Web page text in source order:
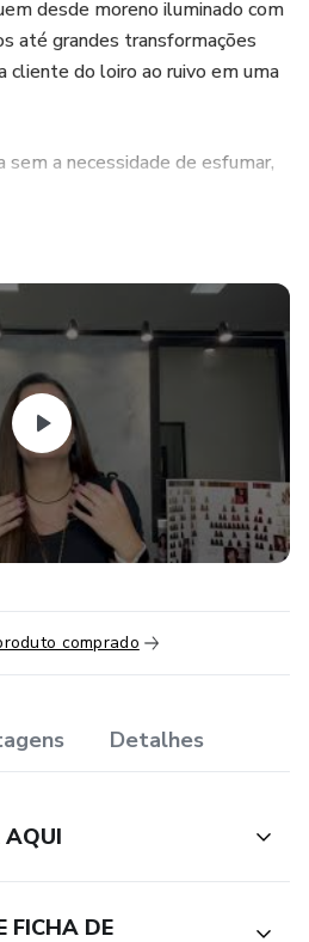
desde moreno iluminado com
até grandes transformações
cliente do loiro ao ruivo em uma
a necessidade de esfumar,
especialista 2.0 você ainda
misturas de cor que utilizo no
e pago.
comprado
Detalhes
AQUI
FICHA DE